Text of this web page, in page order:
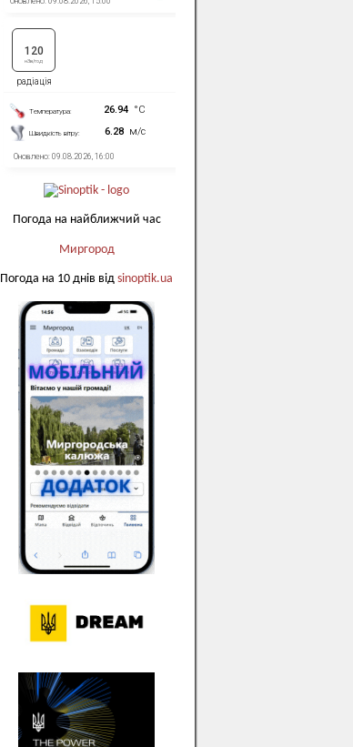
Погода на найближчий час
Миргород
Погода на 10 днів від sinoptik.ua